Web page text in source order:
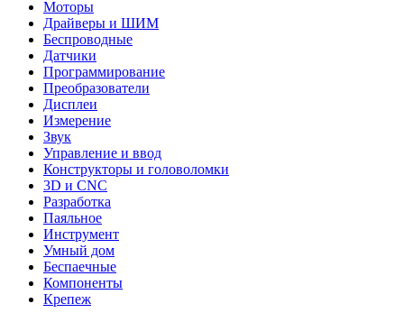
Моторы
Драйверы и ШИМ
Беспроводные
Датчики
Программирование
Преобразователи
Дисплеи
Измерение
Звук
Управление и ввод
Конструкторы и головоломки
3D и CNC
Разработка
Паяльное
Инструмент
Умный дом
Беспаечные
Компоненты
Крепеж